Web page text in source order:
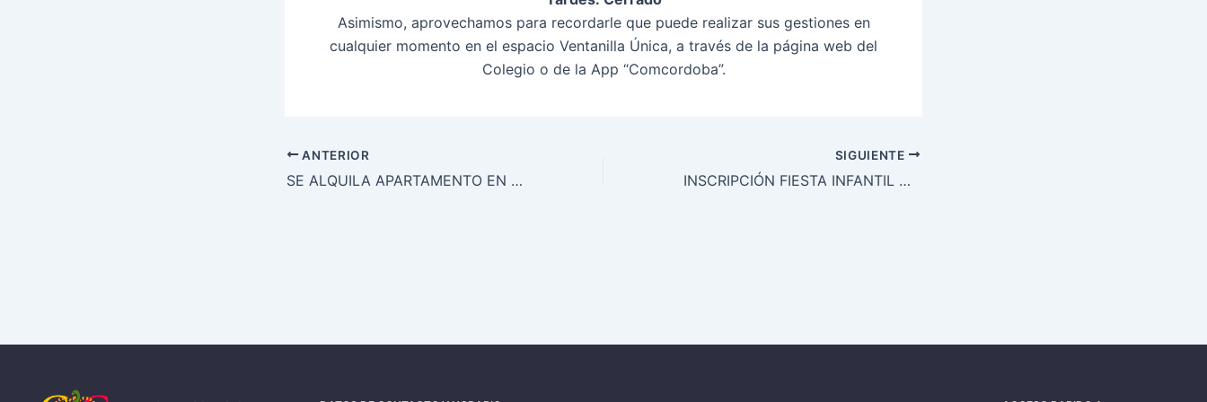
Asimismo, aprovechamos para recordarle que puede realizar sus gestiones en
cualquier momento en el espacio Ventanilla Única, a través de la página web del
Colegio o de la App “Comcordoba”.
ANTERIOR
SE ALQUILA APARTAMENTO EN MARBELLA
SIGUIENTE
INSCRIPCIÓN FIESTA INFANTIL DEL AGUA 2024